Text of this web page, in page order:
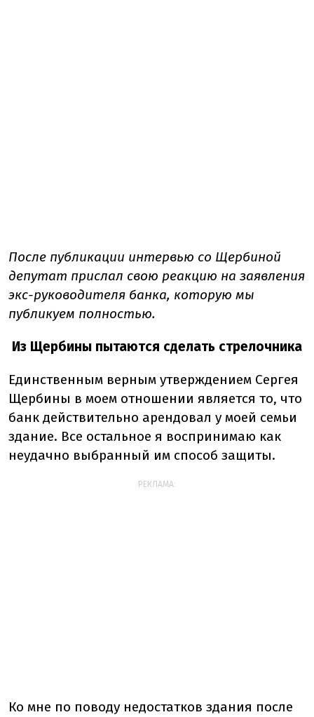
После публикации интервью со Щербиной
депутат прислал свою реакцию на заявления
экс-руководителя банка, которую мы
публикуем полностью.
Из Щербины пытаются сделать стрелочника
Единственным верным утверждением Сергея
Щербины в моем отношении является то, что
банк действительно арендовал у моей семьи
здание. Все остальное я воспринимаю как
неудачно выбранный им способ защиты.
РЕКЛАМА:
Ко мне по поводу недостатков здания после